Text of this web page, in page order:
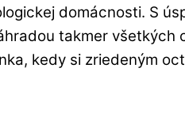
domácnosti. S
takmer
kedy si zriedeným